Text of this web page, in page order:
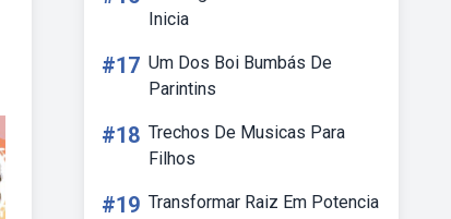
Inicia
#17 Um Dos Boi Bumbás De
Parintins
#18 Trechos De Musicas Para
Filhos
#19 Transformar Raiz Em Potencia